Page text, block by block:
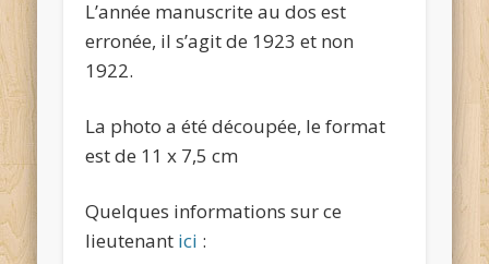
L’année manuscrite au dos est
erronée, il s’agit de 1923 et non
1922.
La photo a été découpée, le format
est de 11 x 7,5 cm
Quelques informations sur ce
lieutenant ici :